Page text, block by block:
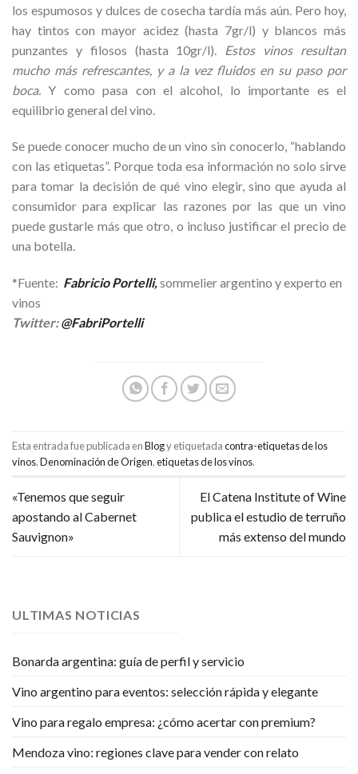
los espumosos y dulces de cosecha tardía más aún. Pero hoy,
hay tintos con mayor acidez (hasta 7gr/l) y blancos más
punzantes y filosos (hasta 10gr/l). Estos vinos resultan
mucho más refrescantes, y a la vez fluidos en su paso por
boca. Y como pasa con el alcohol, lo importante es el
equilibrio general del vino.
Se puede conocer mucho de un vino sin conocerlo, “hablando
con las etiquetas”. Porque toda esa información no solo sirve
para tomar la decisión de qué vino elegir, sino que ayuda al
consumidor para explicar las razones por las que un vino
puede gustarle más que otro, o incluso justificar el precio de
una botella.
*Fuente: Fabricio Portelli,sommelier argentino y experto en
vinos
Twitter:@FabriPortelli
Esta entrada fue publicada enBlogy etiquetadacontra-etiquetas de los
vinos,Denominación de Origen,etiquetas de los vinos.
«Tenemos que seguir
apostando al Cabernet
Sauvignon»
El Catena Institute of Wine
publica el estudio de terruño
más extenso del mundo
ULTIMAS NOTICIAS
Bonarda argentina: guía de perfil y servicio
Vino argentino para eventos: selección rápida y elegante
Vino para regalo empresa: ¿cómo acertar con premium?
Mendoza vino: regiones clave para vender con relato